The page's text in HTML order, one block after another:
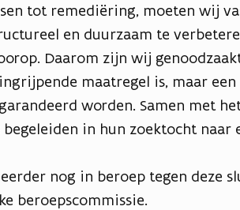
tot remediëring, moeten wij
en duurzaam te
Daarom zijn wij
maatregel is, maar
worden. Samen met
in hun zoektocht naar
nog in beroep tegen deze
beroepscommissie.